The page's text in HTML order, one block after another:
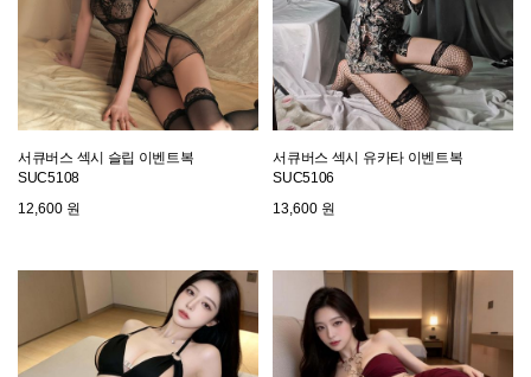
서큐버스 섹시 슬립 이벤트복
SUC5108
12,600 원
서큐버스 섹시 유카타 이벤트복
SUC5106
13,600 원